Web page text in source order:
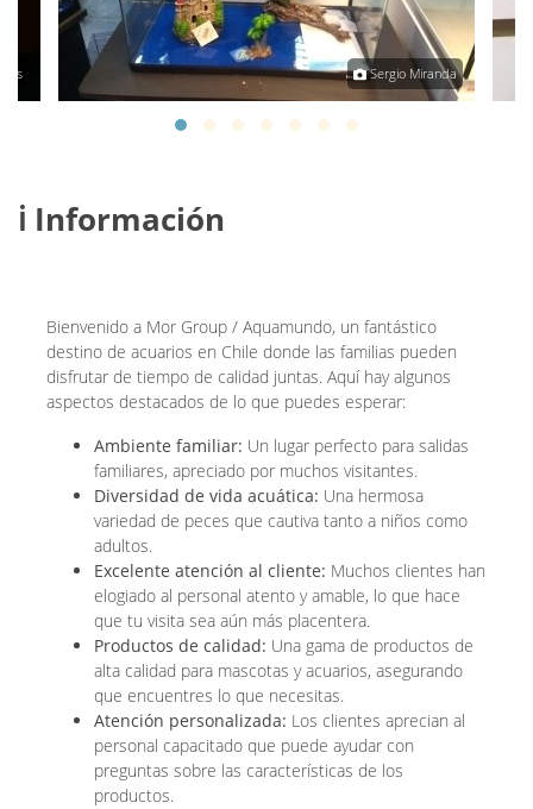
Sergio Miranda
ℹ️ Información
Bienvenido a Mor Group / Aquamundo, un fantástico
destino de acuarios en Chile donde las familias pueden
disfrutar de tiempo de calidad juntas. Aquí hay algunos
aspectos destacados de lo que puedes esperar:
Ambiente familiar: Un lugar perfecto para salidas
familiares, apreciado por muchos visitantes.
Diversidad de vida acuática: Una hermosa
variedad de peces que cautiva tanto a niños como
adultos.
Excelente atención al cliente: Muchos clientes han
elogiado al personal atento y amable, lo que hace
que tu visita sea aún más placentera.
Productos de calidad: Una gama de productos de
alta calidad para mascotas y acuarios, asegurando
que encuentres lo que necesitas.
Atención personalizada: Los clientes aprecian al
personal capacitado que puede ayudar con
preguntas sobre las características de los
productos.